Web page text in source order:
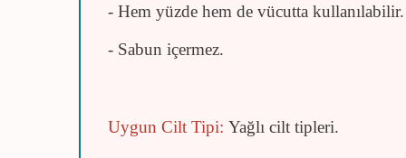
- Hem yüzde hem de vücutta kullanılabilir.
- Sabun içermez.
Uygun Cilt Tipi: Yağlı cilt tipleri.